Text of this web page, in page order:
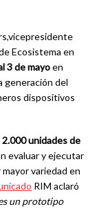
Ecosistema en
3 de mayoen
generación del
dispositivos
unidades de
evaluar y ejecutar
variedad en
RIM aclaró
un prototipo